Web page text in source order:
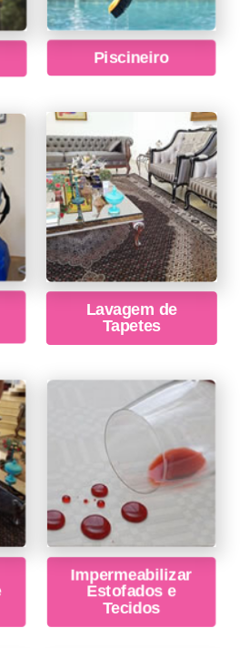
Piscineiro
Lavagem de
Tapetes
Impermeabilizar
Estofados e
Tecidos